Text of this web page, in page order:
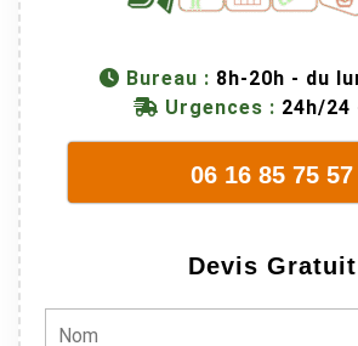
Bureau : 8h-20h - du
Urgences : 24h/24
06 16 85 75 57
Devis Gratuit